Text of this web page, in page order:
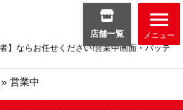
】ならお任せください!営業中画面・バッテ
店舗一覧 メニュー
» 営業中